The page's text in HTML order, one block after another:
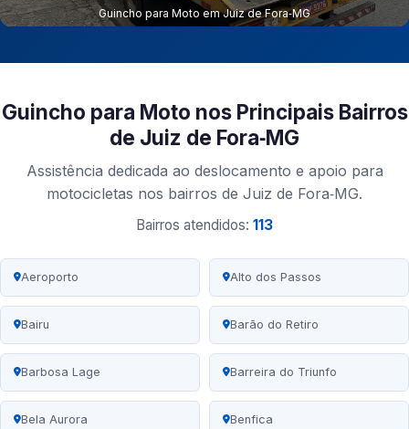
Guincho para Moto em Juiz de Fora‑MG
Guincho para Moto nos Principais Bairros
de Juiz de Fora‑MG
Assistência dedicada ao deslocamento e apoio para
motocicletas nos bairros de Juiz de Fora‑MG.
Bairros atendidos: 113
Aeroporto Alto dos Passos
Bairu Barão do Retiro
Barbosa Lage Barreira do Triunfo
Bela Aurora Benfica